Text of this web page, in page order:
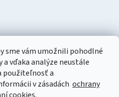
sme vám umožnili pohodlné
vďaka analýze neustále
použiteľnosť a
v zásadách ochrany